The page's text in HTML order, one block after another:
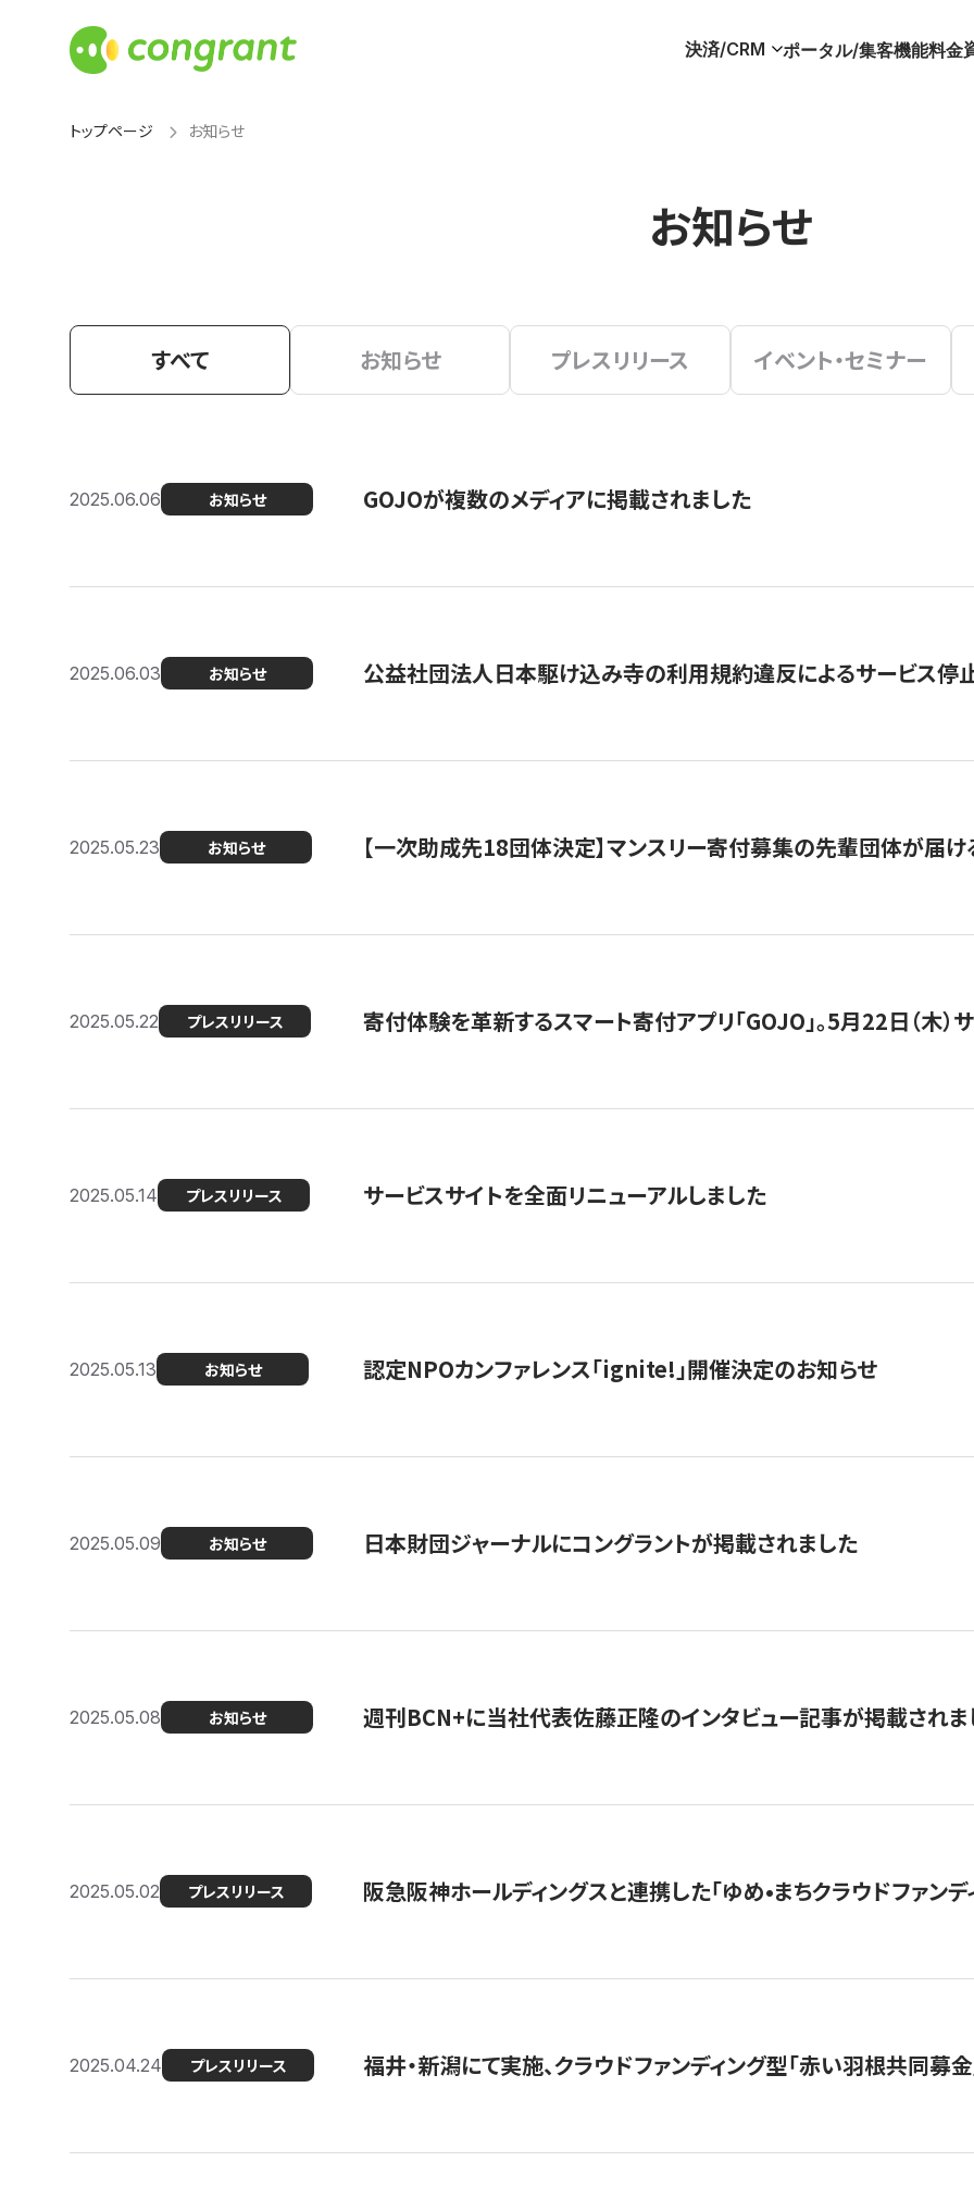
決済/CRM ポータル/集客機能料金
トップページ お知らせ
お知らせ
すべて お知らせ プレスリリース イベント・セミナー
2025.06.06 お知らせ GOJOが複数のメディアに掲載されました
2025.06.03 お知らせ 公益社団法人日本駆け込み寺の利用規約違反によるサービス停
2025.05.23 お知らせ 【一次助成先18団体決定】マンスリー寄付募集の先輩団体が届
2025.05.22 プレスリリース 寄付体験を革新するスマート寄付アプリ「GOJO」。5月22日（木）
2025.05.14 プレスリリース サービスサイトを全面リニューアルしました
2025.05.13 お知らせ 認定NPOカンファレンス「ignite!」開催決定のお知らせ
2025.05.09 お知らせ 日本財団ジャーナルにコングラントが掲載されました
2025.05.08 お知らせ 週刊BCN+に当社代表佐藤正隆のインタビュー記事が掲載されま
2025.05.02 プレスリリース 阪急阪神ホールディングスと連携した「ゆめ•まちクラウドファン
2025.04.24 プレスリリース 福井・新潟にて実施、クラウドファンディング型「赤い羽根共同